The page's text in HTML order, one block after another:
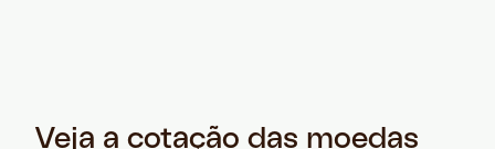
Veja a cotação das moedas